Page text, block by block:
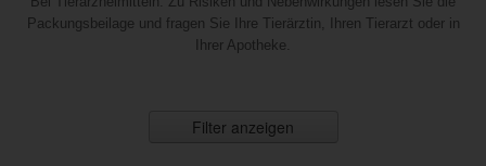
Packungsbeilage und fragen Sie Ihre Tierärztin, Ihren Tierarzt oder in
Ihrer Apotheke.
Filter anzeigen